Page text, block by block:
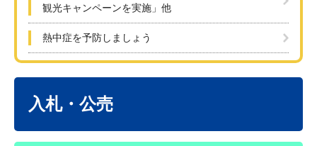
観光キャンペーンを実施」他
熱中症を予防しましょう
入札・公売